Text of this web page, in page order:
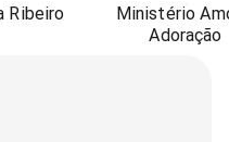
Ribeiro
Ministério
Adoração